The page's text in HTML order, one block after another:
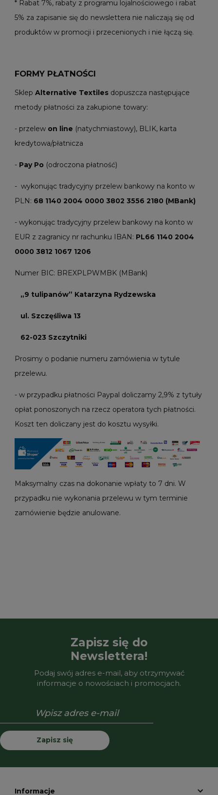
* Rabat 7%, rabaty z programu lojalnościowego i rabat
5% za zapisanie się do newslettera nie naliczają się od
produktów w promocji i przecenionych i nie łączą się.
FORMY PŁATNOŚCI
Sklep Alternative Textiles dopuszcza następujące
metody płatności za zakupione towary:
- przelew on line (natychmiastowy), BLIK, karta
kredytowa/płatnicza
- Pay Po (odroczona płatność)
- wykonując tradycyjny przelew bankowy na konto w
PLN: 68 1140 2004 0000 3802 3556 2180 (MBank)
- wykonując tradycyjny przelew bankowy na konto w
EUR z zagranicy nr rachunku IBAN: PL66 1140 2004
0000 3812 1067 1206
Numer BIC: BREXPLPWMBK (MBank)
„9 tulipanów” Katarzyna Rydzewska
ul. Szczęśliwa 13
62-023 Szczytniki
Prosimy o podanie numeru zamówienia w tytule
przelewu.
- w przypadku płatności Paypal doliczamy 2,9% z tytuły
opłat ponoszonych na rzecz operatora tych płatności.
Koszt ten doliczany jest do kosztu wysyłki.
Maksymalny czas na dokonanie wpłaty to 7 dni. W
przypadku nie wykonania przelewu w tym terminie
zamówienie będzie anulowane.
Zapisz się do
Newslettera!
Podaj swój adres e-mail, aby otrzymywać
informacje o nowościach i promocjach.
Zapisz się
Informacje